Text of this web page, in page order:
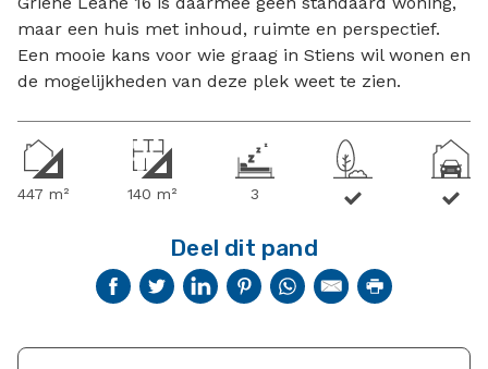
maar een huis met inhoud, ruimte en perspectief.
Een mooie kans voor wie graag in Stiens wil wonen en
de mogelijkheden van deze plek weet te zien.
447 m² 140 m² 3
Deel dit pand